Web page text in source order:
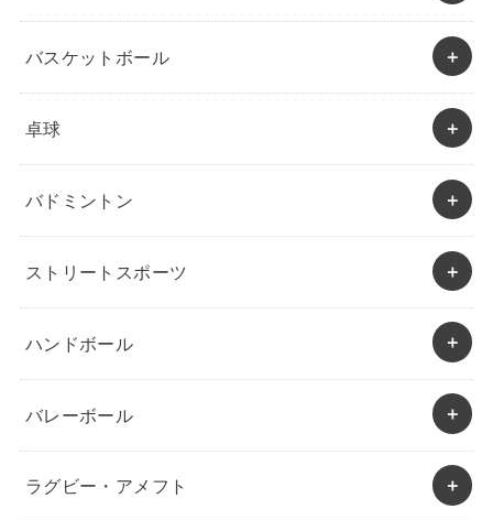
バスケットボール
卓球
バドミントン
ストリートスポーツ
ハンドボール
バレーボール
ラグビー・アメフト